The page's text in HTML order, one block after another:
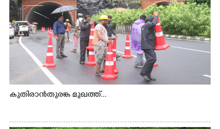
കുതിരാൻതുരങ്ക മുഖത്ത്...